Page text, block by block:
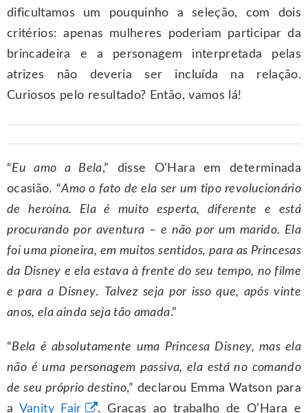
dificultamos um pouquinho a seleção, com dois
critérios: apenas mulheres poderiam participar da
brincadeira e a personagem interpretada pelas
atrizes não deveria ser incluída na relação.
Curiosos pelo resultado? Então, vamos lá!
“Eu amo a Bela,” disse O’Hara em determinada
ocasião. “Amo o fato de ela ser um tipo revolucionário
de heroína. Ela é muito esperta, diferente e está
procurando por aventura – e não por um marido. Ela
foi uma pioneira, em muitos sentidos, para as Princesas
da Disney e ela estava à frente do seu tempo, no filme
e para a Disney. Talvez seja por isso que, após vinte
anos, ela ainda seja tão amada.”
“Bela é absolutamente uma Princesa Disney, mas ela
não é uma personagem passiva, ela está no comando
de seu próprio destino,” declarou Emma Watson para
a Vanity Fair . Graças ao trabalho de O’Hara e